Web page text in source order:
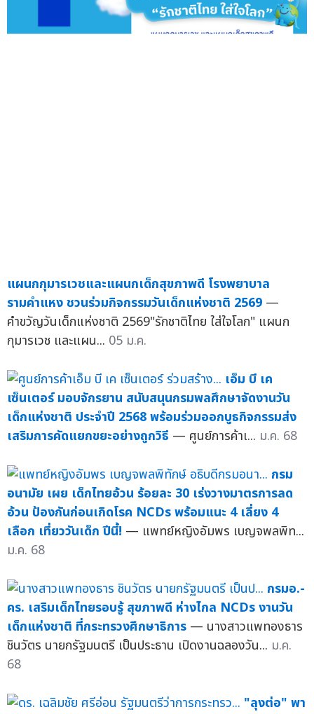
แผนกกุมารเวชและแผนกเด็กสุขภาพดี โรงพยาบาล
รามคำแหง ชวนร่วมกิจกรรมวันเด็กแห่งชาติ 2569 —
คำขวัญวันเด็กแห่งชาติ 2569"รักชาติไทย ใส่ใจโลก" แผนก
กุมารเวช และแผน... 05 ม.ค.
เอ็ม บี เค
เซ็นเตอร์ มอบจักรยาน สนับสนุนกรมพลศึกษาจัดงานวัน
เด็กแห่งชาติ ประจำปี 2568 พร้อมร่วมออกบูธกิจกรรมส่ง
เสริมการคัดแยกขยะอย่างถูกวิธี — ศูนย์การค้าเ... ม.ค. 68
กรม
อนามัย เผย เด็กไทยอ้วน ร้อยละ 30 เร่งวางมาตรการลด
อ้วน ป้องกันก่อนเกิดโรค NCDs พร้อมแนะ 4 เลี่ยง 4
เลือก เที่ยววันเด็ก ปีนี้! — แพทย์หญิงอัมพร เบญจพลพิท...
ม.ค. 68
กรมอ.-
คร. เสริมเด็กไทยรอบรู้ สุขภาพดี ห่างไกล NCDs งานวัน
เด็กแห่งชาติ ที่กระทรวงศึกษาธิการ — นางสาวแพทองธาร
ชินวัตร นายกรัฐมนตรี เป็นประธาน เปิดงานฉลองวัน... ม.ค.
68
"ลุงต่อ" พา